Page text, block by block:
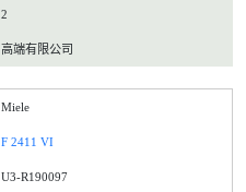
2
高端有限公司
Miele
F 2411 VI
U3-R190097